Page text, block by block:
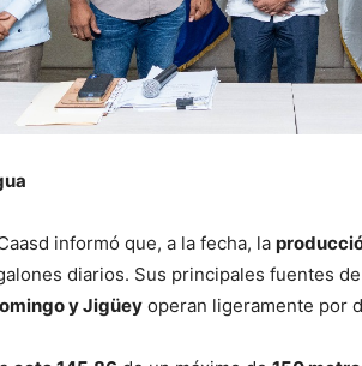
informó que, a la fecha, la
diarios. Sus principales fuentes
y Jigüey operan ligeramente por